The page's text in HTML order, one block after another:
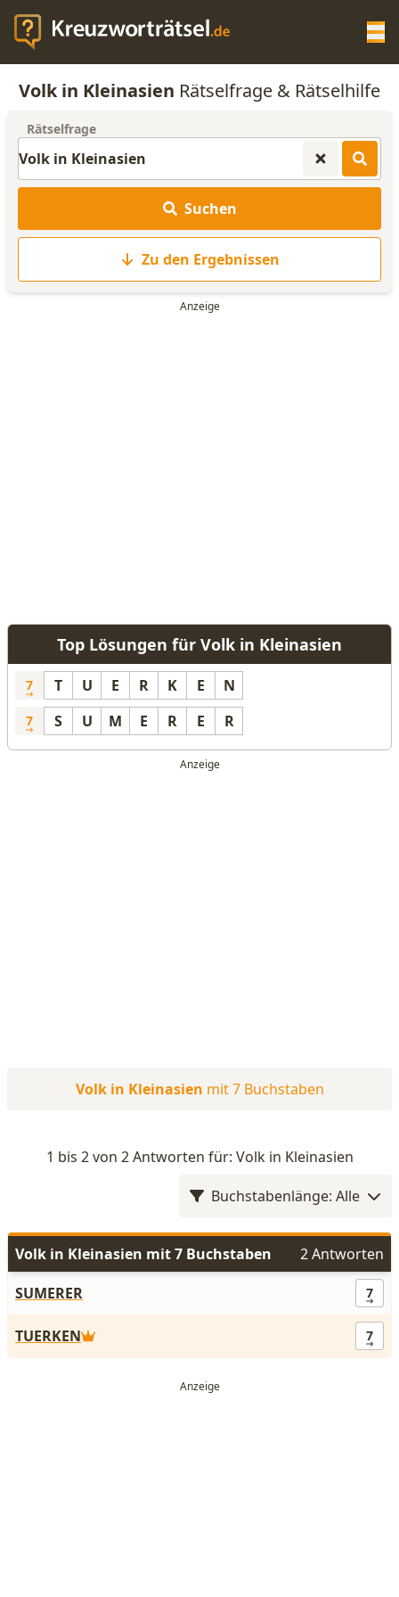
KREUZWORTRÄTSEL-HILFE
ANAGRAMM-GENERATOR
Volk in Kleinasien Rätselfrage & Rätselhilfe
Rätselfrage
Suchen
Zu den Ergebnissen
Top Lösungen für Volk in Kleinasien
7 T U E R K E N
7 S U M E R E R
Volk in Kleinasien mit 7 Buchstaben
1 bis 2 von 2 Antworten für: Volk in Kleinasien
Buchstabenlänge: Alle
Volk in Kleinasien mit 7 Buchstaben
2 Antworten
SUMERER
7
TUERKEN 7